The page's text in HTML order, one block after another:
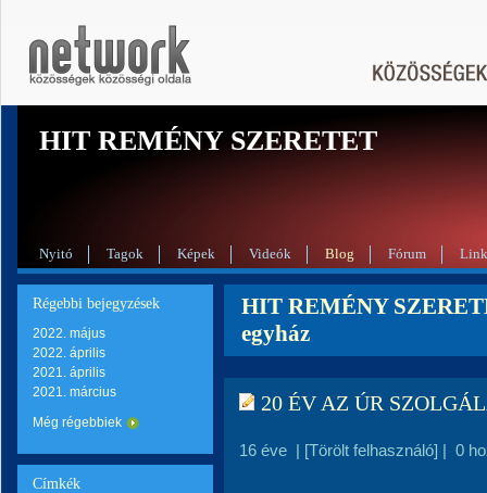
HIT REMÉNY SZERETET
Nyitó Tagok Képek Videók Blog Fórum
Régebbi bejegyzések
2022. május
2022. április
2021. április
2021. március
Még régebbiek
Címkék
HIT REMÉNY
egyház
20 ÉV AZ ÚR
16 éve | [Törölt felhasználó] | 0